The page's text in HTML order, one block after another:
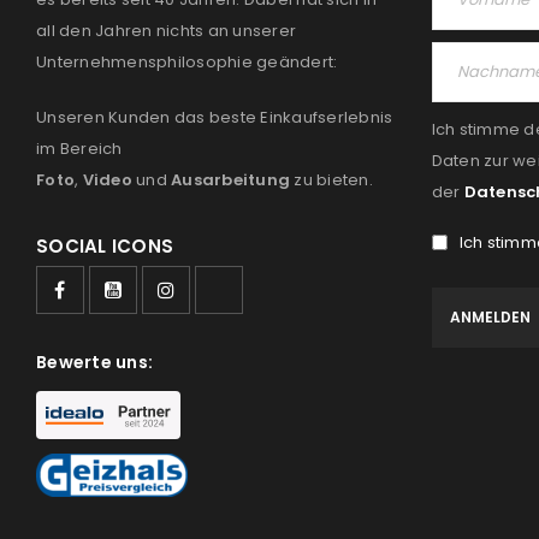
all den Jahren nichts an unserer
Unternehmensphilosophie geändert:
Unseren Kunden das beste Einkaufserlebnis
im Bereich
Foto, Video und Ausarbeitung zu bieten.
SOCIAL ICONS
Bewerte uns:
Ich stimme
Daten zur
der
Ich